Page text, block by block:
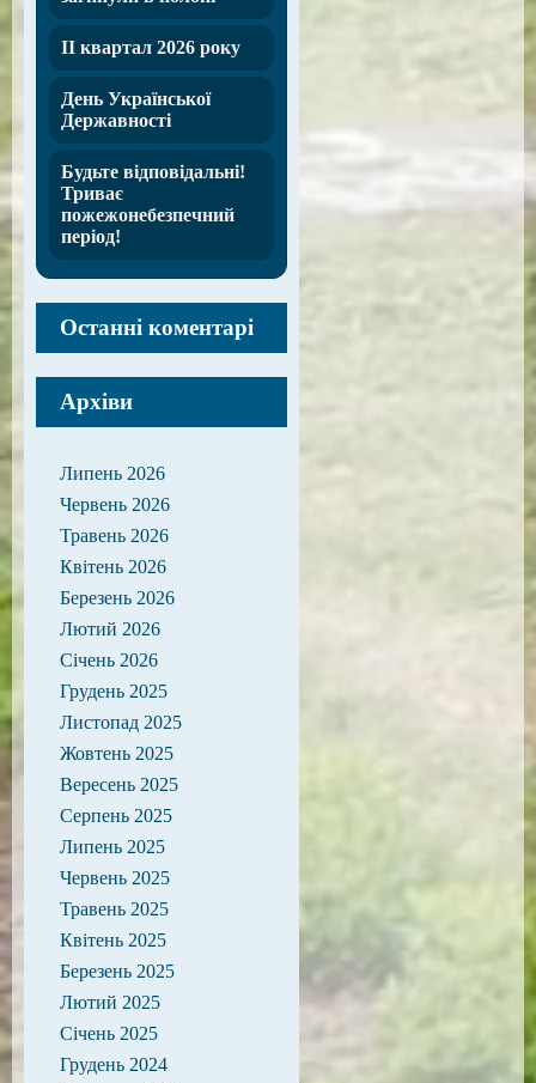
ІІ квартал 2026 року
День Української
Державності
Будьте відповідальні!
Триває
пожежонебезпечний
період!
Останні коментарі
Архіви
Липень 2026
Червень 2026
Травень 2026
Квітень 2026
Березень 2026
Лютий 2026
Січень 2026
Грудень 2025
Листопад 2025
Жовтень 2025
Вересень 2025
Серпень 2025
Липень 2025
Червень 2025
Травень 2025
Квітень 2025
Березень 2025
Лютий 2025
Січень 2025
Грудень 2024